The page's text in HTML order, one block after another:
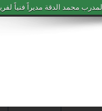
محمد الدقة مديراً فنياً